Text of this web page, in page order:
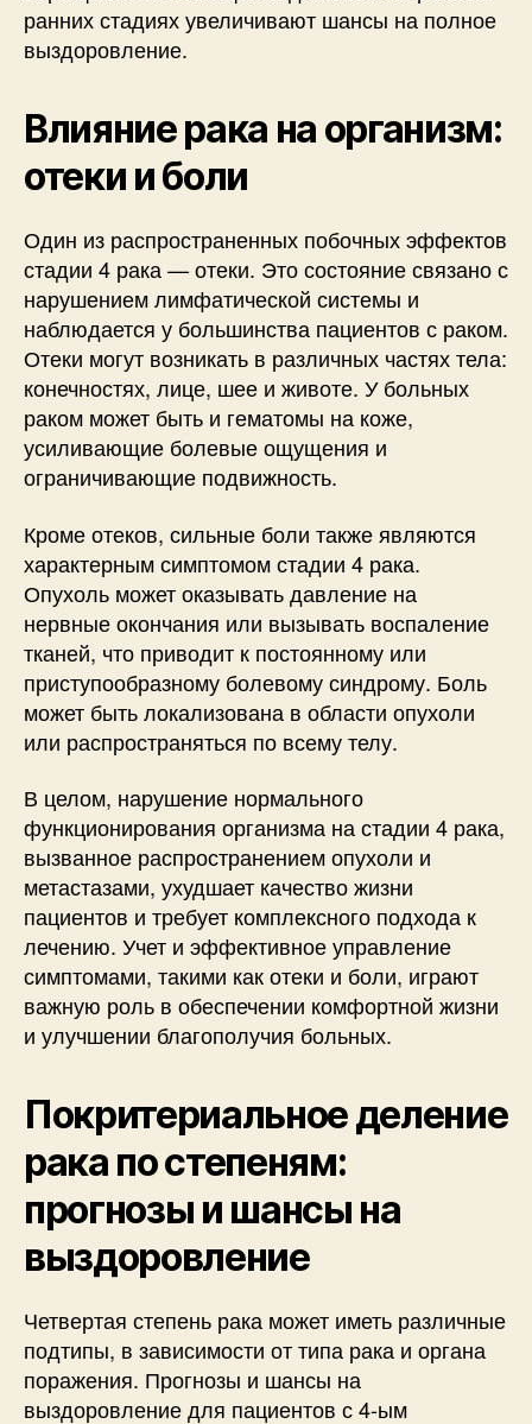
ранних стадиях увеличивают шансы на полное
выздоровление.
Влияние рака на организм:
отеки и боли
Один из распространенных побочных эффектов
стадии 4 рака — отеки. Это состояние связано с
нарушением лимфатической системы и
наблюдается у большинства пациентов с раком.
Отеки могут возникать в различных частях тела:
конечностях, лице, шее и животе. У больных
раком может быть и гематомы на коже,
усиливающие болевые ощущения и
ограничивающие подвижность.
Кроме отеков, сильные боли также являются
характерным симптомом стадии 4 рака.
Опухоль может оказывать давление на
нервные окончания или вызывать воспаление
тканей, что приводит к постоянному или
приступообразному болевому синдрому. Боль
может быть локализована в области опухоли
или распространяться по всему телу.
В целом, нарушение нормального
функционирования организма на стадии 4 рака,
вызванное распространением опухоли и
метастазами, ухудшает качество жизни
пациентов и требует комплексного подхода к
лечению. Учет и эффективное управление
симптомами, такими как отеки и боли, играют
важную роль в обеспечении комфортной жизни
и улучшении благополучия больных.
Покритериальное деление
рака по степеням:
прогнозы и шансы на
выздоровление
Четвертая степень рака может иметь различные
подтипы, в зависимости от типа рака и органа
поражения. Прогнозы и шансы на
выздоровление для пациентов с 4-ым